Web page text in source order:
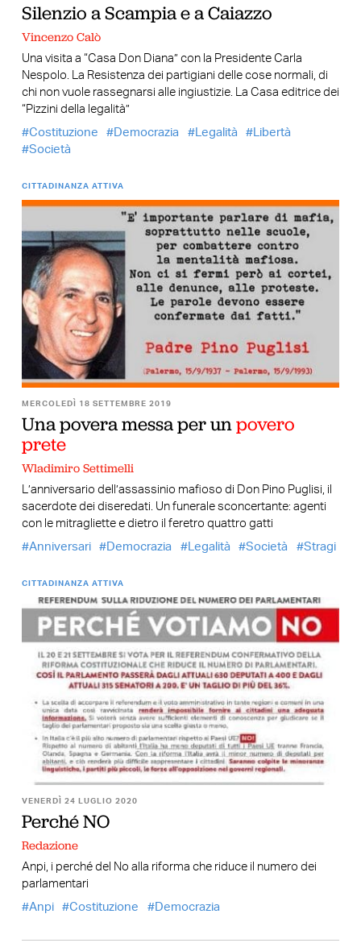
Silenzio a Scampia e a Caiazzo
Vincenzo Calò
Una visita a “Casa Don Diana” con la Presidente Carla
Nespolo. La Resistenza dei partigiani delle cose normali, di
chi non vuole rassegnarsi alle ingiustizie. La Casa editrice dei
“Pizzini della legalità”
Costituzione
Democrazia Legalità
Libertà
Società
CITTADINANZA ATTIVA
MERCOLEDÌ 18 SETTEMBRE 2019
Una povera messa per unpovero
prete
Wladimiro Settimelli
L’anniversario dell’assassinio mafioso di Don Pino Puglisi, il
sacerdote dei diseredati. Un funerale sconcertante: agenti
con le mitragliette e dietro il feretro quattro gatti
Anniversari
Democrazia Legalità Società Stragi
CITTADINANZA ATTIVA
VENERDÌ 24 LUGLIO 2020
Perché NO
Redazione
Anpi, i perché del No alla riforma che riduce il numero dei
parlamentari
Anpi
Costituzione Democrazia